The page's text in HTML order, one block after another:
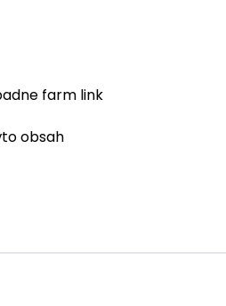
farm link
obsah